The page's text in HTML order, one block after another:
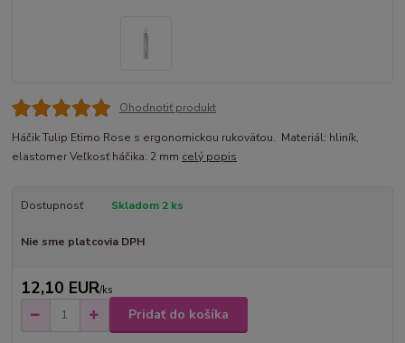
Ohodnotiť produkt
Háčik Tulip Etimo Rose s ergonomickou rukoväťou. Materiál: hliník,
elastomer Veľkosť háčika: 2 mm celý popis
Dostupnosť Skladom 2 ks
Nie sme platcovia DPH
12,10 EUR/ks
Pridať do košíka